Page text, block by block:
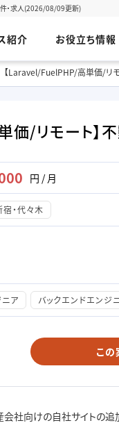
件・求人(2026/08/09更新)
紹介 お役立ち情報
【Laravel/FuelPHP/高単価/リ
/リモート】
円 / 月
宿・代々木
ア バックエンドエンジ
こ
会社向けの自社サイトの追